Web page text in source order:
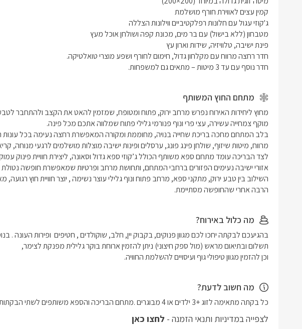
חדר נוסף עם עד 3 מיטות – מתאים גם למשפחות.
מתחם החוץ המשותף
הרבה אחרי שהחופשה מסתיימת.
מה כלול באירוח?
וכן להזמין מגוון טיפולי גוף ועיסויים להשלמת החוויה.
מה חשוב לדעת?
כל בקתה מתאימה לזוג +3 ילדים או 4 מבוגרים .מתחם הבריכה והספא משותפים לשתי הבקתות.
לצפייה במדיניות ותנאי הזמנה - לחצו כאן